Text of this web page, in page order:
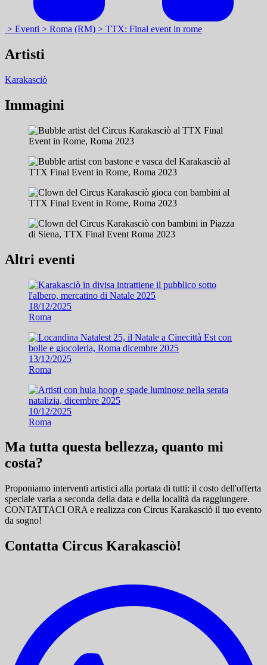
> Eventi > Roma (RM) > TTX: Final event in rome
Artisti
Karakasciò
Immagini
Altri eventi
18/12/2025
Roma
13/12/2025
Roma
10/12/2025
Roma
Ma tutta questa bellezza, quanto mi
costa?
Proponiamo interventi artistici alla portata di tutti: il costo dell'offerta
speciale varia a seconda della data e della località da raggiungere.
CONTATTACI ORA e realizza con Circus Karakasciò il tuo evento
da sogno!
Contatta Circus Karakasciò!